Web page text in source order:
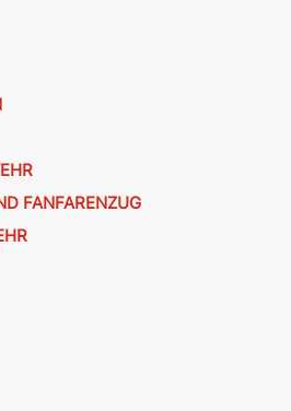
FANFARENZUG